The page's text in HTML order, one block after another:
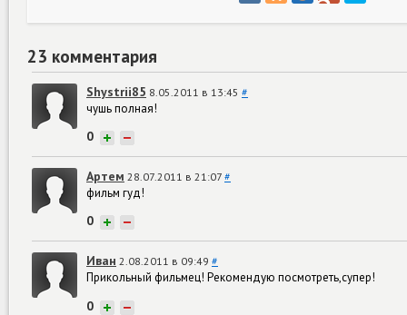
23 комментария
Shystrii85 8.05.2011 в 13:45 #
чушь полная!
0 + −
Артем 28.07.2011 в 21:07 #
фильм гуд!
0 + −
Иван 2.08.2011 в 09:49 #
Прикольный фильмец! Рекомендую посмотреть,супер!
0 + −